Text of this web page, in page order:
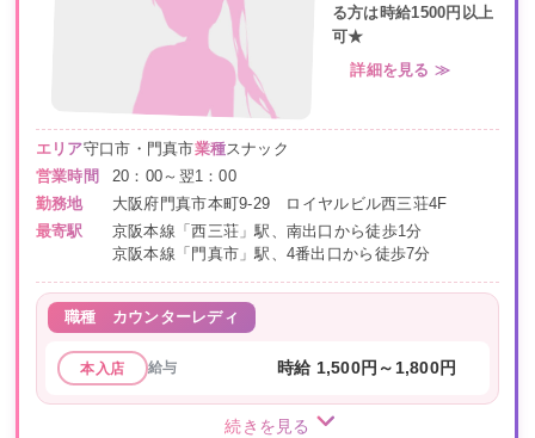
る方は時給1500円以上
可★
詳細を見る ≫
エリア守口市・門真市業種スナック
営業時間
20：00～翌1：00
勤務地
大阪府門真市本町9-29 ロイヤルビル西三荘4F
最寄駅
京阪本線「西三荘」駅、南出口から徒歩1分
京阪本線「門真市」駅、4番出口から徒歩7分
職種 カウンターレディ
本入店 給与 時給 1,500円～1,800円
続きを見る